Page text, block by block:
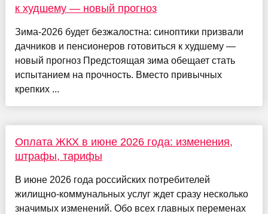
к худшему — новый прогноз
Зима-2026 будет безжалостна: синоптики призвали
дачников и пенсионеров готовиться к худшему —
новый прогноз Предстоящая зима обещает стать
испытанием на прочность. Вместо привычных
крепких ...
Оплата ЖКХ в июне 2026 года: изменения,
штрафы, тарифы
В июне 2026 года российских потребителей
жилищно-коммунальных услуг ждет сразу несколько
значимых изменений. Обо всех главных переменах